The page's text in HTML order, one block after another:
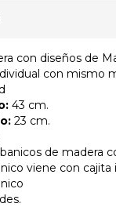
con diseños de
con mismo
43 cm.
23 cm.
de madera
viene con